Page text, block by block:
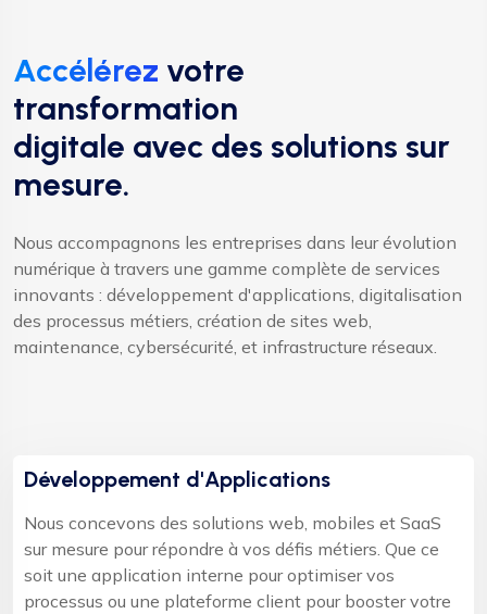
Accélérez votre
transformation
digitale avec des solutions sur
mesure.
Nous accompagnons les entreprises dans leur évolution
numérique à travers une gamme complète de services
innovants : développement d'applications, digitalisation
des processus métiers, création de sites web,
maintenance, cybersécurité, et infrastructure réseaux.
Développement d'Applications
Nous concevons des solutions web, mobiles et SaaS
sur mesure pour répondre à vos défis métiers. Que ce
soit une application interne pour optimiser vos
processus ou une plateforme client pour booster votre